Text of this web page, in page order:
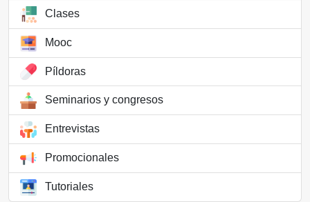
Clases
Mooc
Píldoras
Seminarios y congresos
Entrevistas
Promocionales
Tutoriales